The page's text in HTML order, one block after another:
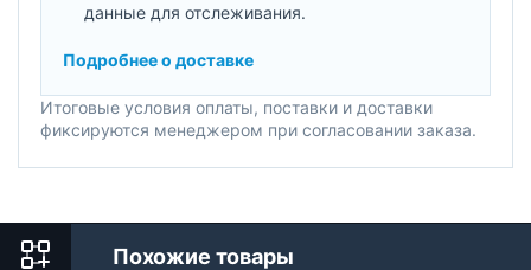
данные для отслеживания.
Подробнее о доставке
Итоговые условия оплаты, поставки и доставки
фиксируются менеджером при согласовании заказа.
Похожие товары